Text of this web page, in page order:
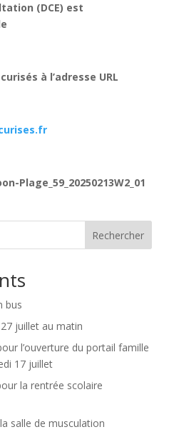
(DCE) est
à l’adresse URL
Plage_59_20250213W2_01
Rechercher
bus
juillet au matin
l’ouverture du portail famille
17 juillet
la rentrée scolaire
salle de musculation